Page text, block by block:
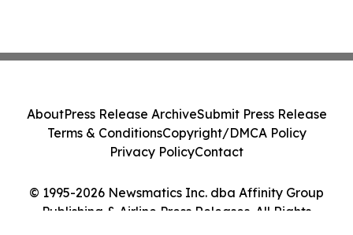
© 1995-2026 Newsmatics Inc. dba Affinity Group
Publishing & Airline Press Releases. All Rights
AboutPress Release ArchiveSubmit Press Release
Terms & ConditionsCopyright/DMCA Policy
Privacy PolicyContact